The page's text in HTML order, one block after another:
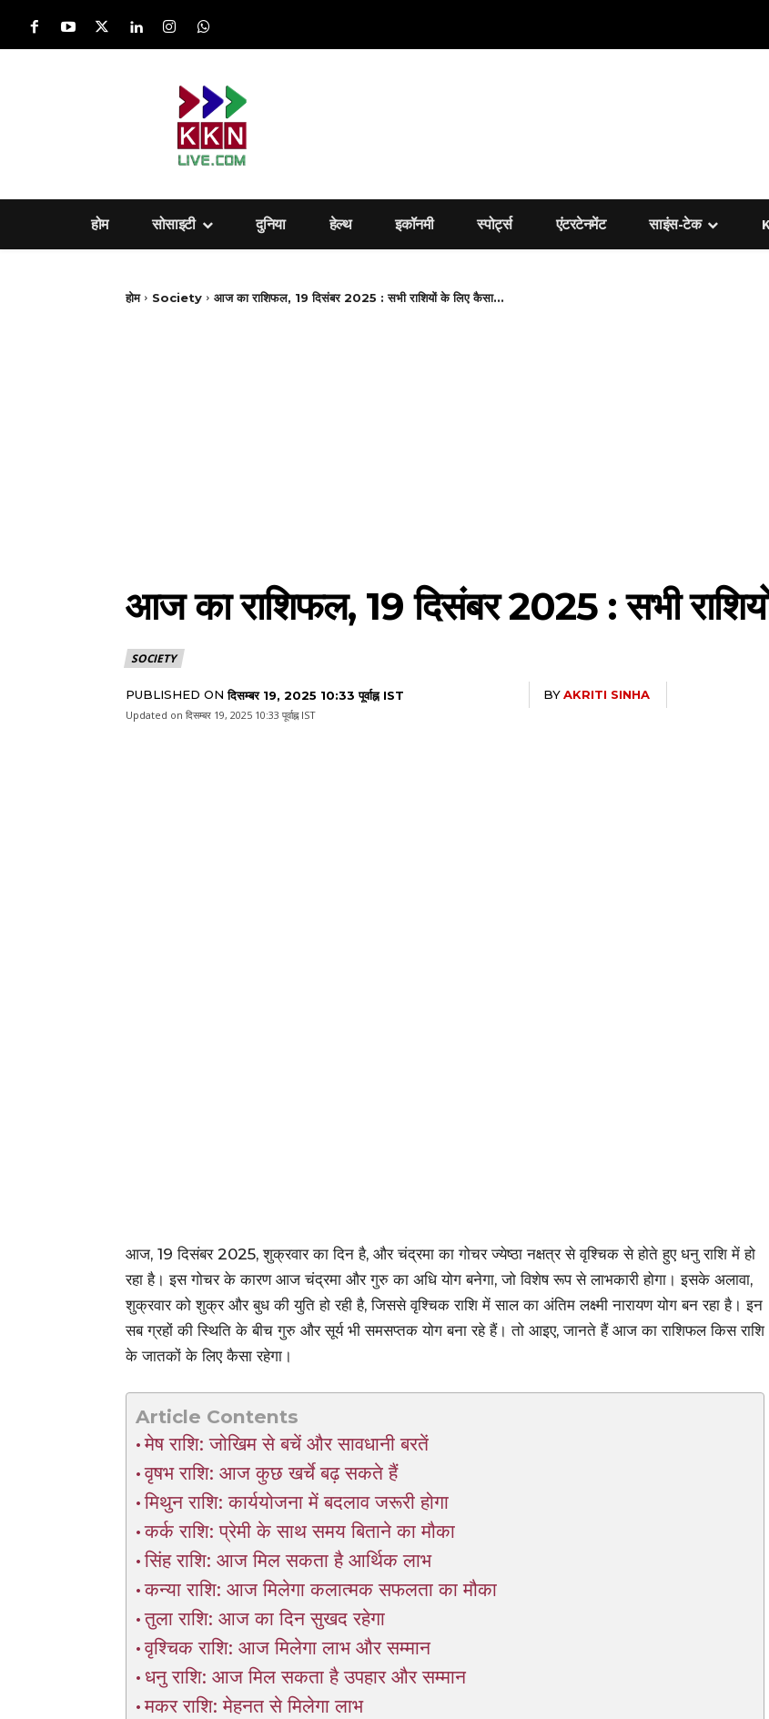
होम सोसाइटी दुनिया हेल्‍थ इकॉनमी स्पोर्ट्स एंटरटेनमेंट साइंस-टेक
होम Society आज का राशिफल, 19 दिसंबर 2025 : सभी राशियों के लिए कैसा...
आज का राशिफल, 19 दिसंबर 2025 : सभी
SOCIETY
PUBLISHED ON दिसम्बर 19, 2025 10:33 पूर्वाह्न IST BYAKRITI SINHA
Updated on दिसम्बर 19, 2025 10:33 पूर्वाह्न IST
आज, 19 दिसंबर 2025, शुक्रवार का दिन है, और चंद्रमा का गोचर ज्येष्ठा नक्षत्र से वृश्चिक से होते हुए धनु राशि में हो
रहा है। इस गोचर के कारण आज चंद्रमा और गुरु का अधि योग बनेगा, जो विशेष रूप से लाभकारी होगा। इसके अलावा,
शुक्रवार को शुक्र और बुध की युति हो रही है, जिससे वृश्चिक राशि में साल का अंतिम लक्ष्मी नारायण योग बन रहा है। इन
सब ग्रहों की स्थिति के बीच गुरु और सूर्य भी समसप्तक योग बना रहे हैं। तो आइए, जानते हैं आज का राशिफल किस राशि
के जातकों के लिए कैसा रहेगा।
Article Contents
मेष राशि: जोखिम से बचें और सावधानी बरतें
वृषभ राशि: आज कुछ खर्चे बढ़ सकते हैं
मिथुन राशि: कार्ययोजना में बदलाव जरूरी होगा
कर्क राशि: प्रेमी के साथ समय बिताने का मौका
सिंह राशि: आज मिल सकता है आर्थिक लाभ
कन्या राशि: आज मिलेगा कलात्मक सफलता का मौका
तुला राशि: आज का दिन सुखद रहेगा
वृश्चिक राशि: आज मिलेगा लाभ और सम्मान
धनु राशि: आज मिल सकता है उपहार और सम्मान
मकर राशि: मेहनत से मिलेगा लाभ